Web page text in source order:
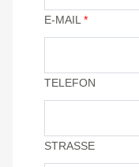
E-MAIL*
TELEFON
STRASSE